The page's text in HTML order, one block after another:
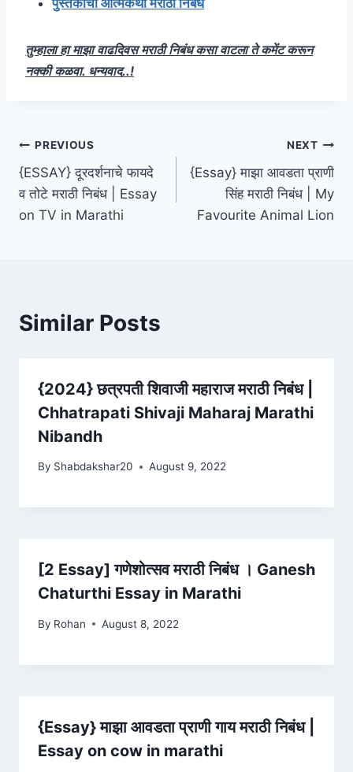
तुम्हाला हा माझा वाढदिवस मराठी निबंध कसा वाटला ते कमेंट करून
नक्की कळवा. धन्यवाद..!
Post
navigation
PREVIOUS
{ESSAY} दूरदर्शनाचे फायदे
व तोटे मराठी निबंध | Essay
on TV in Marathi
NEXT
{Essay} माझा आवडता प्राणी
सिंह मराठी निबंध | My
Favourite Animal Lion
Similar Posts
{2024} छत्रपती शिवाजी महाराज मराठी निबंध |
Chhatrapati Shivaji Maharaj Marathi
Nibandh
By Shabdakshar20 August 9, 2022
[2 Essay] गणेशोत्सव मराठी निबंध । Ganesh
Chaturthi Essay in Marathi
By Rohan August 8, 2022
{Essay} माझा आवडता प्राणी गाय मराठी निबंध |
Essay on cow in marathi